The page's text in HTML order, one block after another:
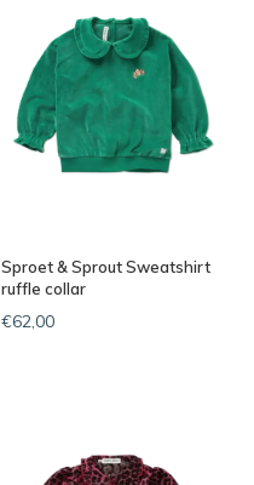
Sproet & Sprout Sweatshirt
ruffle collar
€62,00